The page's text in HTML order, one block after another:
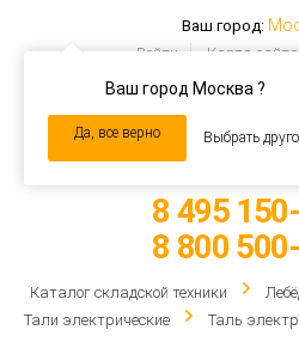
Ваш город:
Ваш город Москва ?
Да, все верно Выбрать
Войти Карта сайта
navigation
8 495
8 800
Каталог складской техники
Тали электрические
Таль